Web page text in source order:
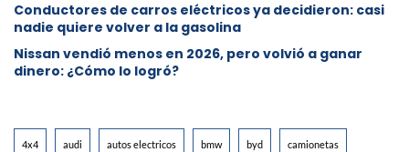
Conductores de carros eléctricos ya decidieron: casi
nadie quiere volver a la gasolina
Nissan vendió menos en 2026, pero volvió a ganar
dinero: ¿Cómo lo logró?
4x4 audi autos electricos bmw byd camionetas